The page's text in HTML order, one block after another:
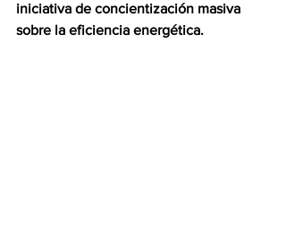
iniciativa de concientización masiva
sobre la eficiencia energética.